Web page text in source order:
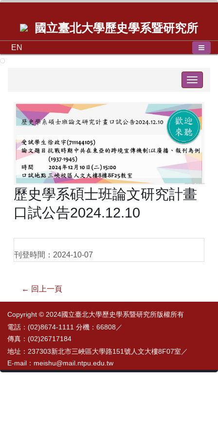
國立臺北大學歷史學系暨研究所
EN
Toggle
歷史學系碩士班論文研究計畫
口試公告2024.12.10
刊登時間：2024-10-07
← 回上一頁
Copyright © 2024國立臺北大學歷史學系暨研究所版權所有
電話：(02)8674-1111 分機：66808／
傳真：(02)26717184
地址：237303新北市三峽區大學路151號人文大樓8F07室／
E-mail：meishu@mail.ntpu.edu.tw